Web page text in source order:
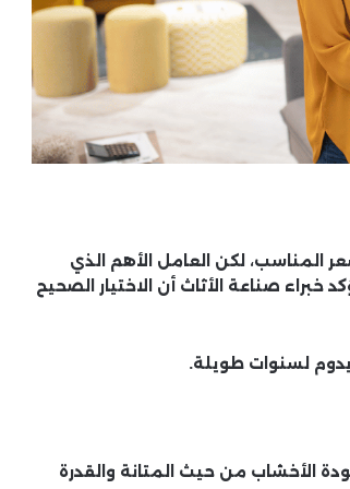
المناسب، لكن العامل الأهم الذي
صناعة الأثاث أن الاختيار الصحيح
لسنوات طويلة.
الأخشاب من حيث المتانة والقدرة